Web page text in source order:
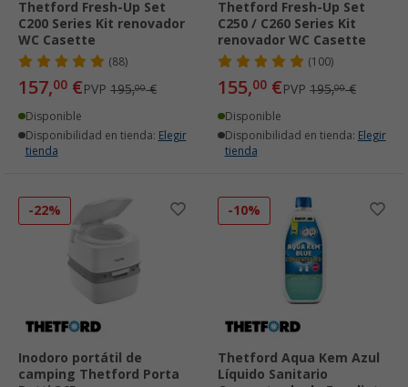
Thetford Fresh-Up Set
C200 Series Kit renovador
WC Casette
(88)
157,00 €PVP 195,00€
Disponible
Disponibilidad en tienda: Elegir
tienda
Thetford Fresh-Up Set
C250 / C260 Series Kit
renovador WC Casette
(100)
155,00 €PVP 195,00€
Disponible
Disponibilidad en tienda: Elegir
tienda
-22%
Inodoro portátil de
camping Thetford Porta
-10%
Thetford Aqua Kem Azul
Líquido Sanitario